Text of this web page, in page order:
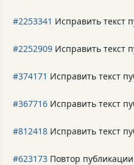
#2253341 Исправить текст
#2252909 Исправить текст
#374171 Исправить текст
#367716 Исправить текст
#812418 Исправить текст
#623173 Повтор публикации